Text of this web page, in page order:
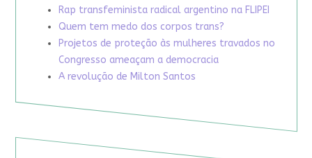
Rap transfeminista radical argentino na FLIPEI
Quem tem medo dos corpos trans?
Projetos de proteção às mulheres travados no
Congresso ameaçam a democracia
A revolução de Milton Santos